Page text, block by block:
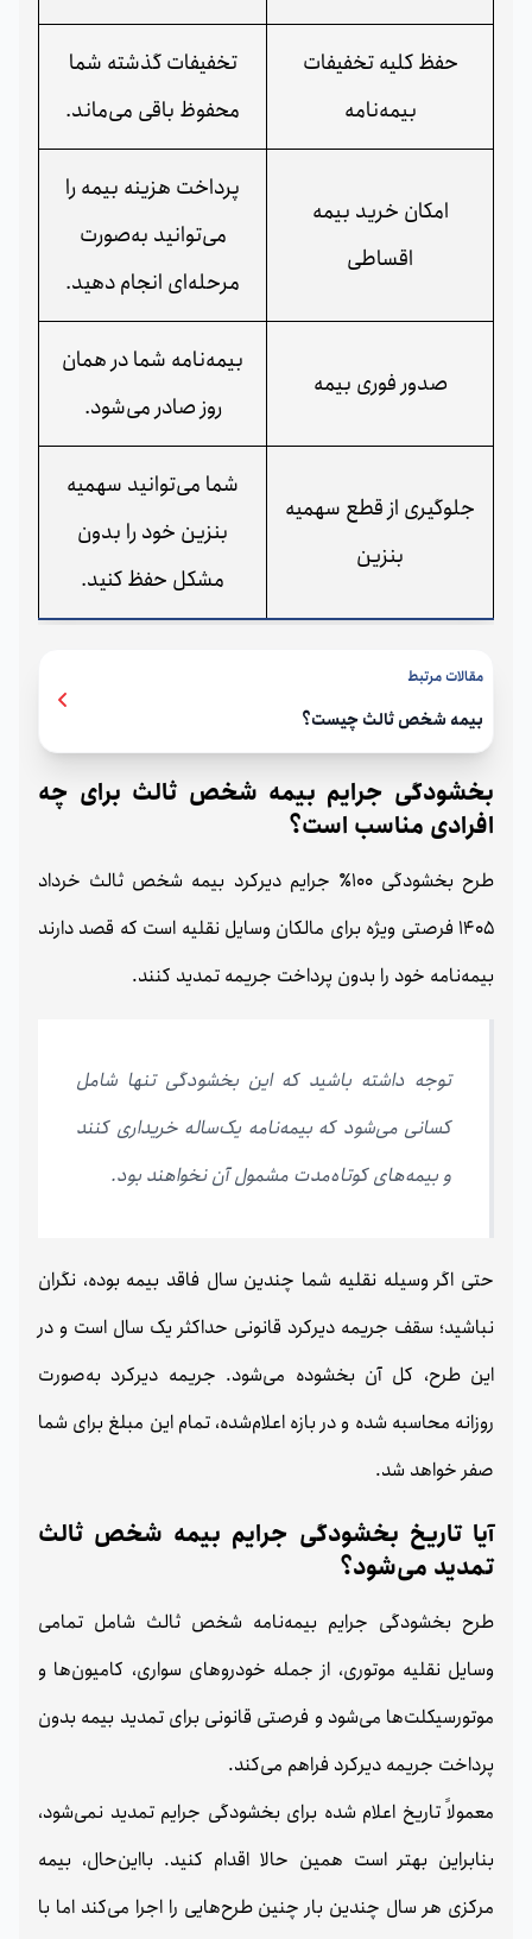
حفظ کلیه تخفیفات
بیمه‌نامه
تخفیفات گذشته شما
محفوظ باقی می‌ماند.
امکان خرید بیمه
اقساطی
پرداخت هزینه بیمه را
می‌توانید به‌صورت
مرحله‌ای انجام دهید.
صدور فوری بیمه
بیمه‌نامه شما در همان
روز صادر می‌شود.
جلوگیری از قطع سهمیه
بنزین
شما می‌توانید سهمیه
بنزین خود را بدون
مشکل حفظ کنید.
مقالات مرتبط
بیمه شخص ثالث چیست؟
بخشودگی جرایم بیمه شخص ثالث برای چه
افرادی مناسب است؟
طرح بخشودگی 100٪ جرایم دیرکرد بیمه شخص ثالث خرداد
1405 فرصتی ویژه برای مالکان وسایل نقلیه است که قصد دارند
بیمه‌نامه خود را بدون پرداخت جریمه تمدید کنند.
توجه داشته باشید که این بخشودگی تنها شامل
کسانی می‌شود که بیمه‌نامه یک‌ساله خریداری کنند
و بیمه‌های کوتاه‌مدت مشمول آن نخواهند بود.
حتی اگر وسیله نقلیه شما چندین سال فاقد بیمه بوده، نگران
نباشید؛ سقف جریمه دیرکرد قانونی حداکثر یک سال است و در
این طرح، کل آن بخشوده می‌شود. جریمه دیرکرد به‌صورت
روزانه محاسبه شده و در بازه اعلام‌شده، تمام این مبلغ برای شما
صفر خواهد شد.
آیا تاریخ بخشودگی جرایم بیمه شخص ثالث
تمدید می‌شود؟
طرح بخشودگی جرایم بیمه‌نامه شخص ثالث شامل تمامی
وسایل نقلیه موتوری، از جمله خودروهای سواری، کامیون‌ها و
موتورسیکلت‌ها می‌شود و فرصتی قانونی برای تمدید بیمه بدون
پرداخت جریمه دیرکرد فراهم می‌کند.
معمولاً تاریخ اعلام شده برای بخشودگی جرایم تمدید نمی‌شود،
بنابراین بهتر است همین حالا اقدام کنید. با‌این‌حال، بیمه
مرکزی هر سال چندین بار چنین طرح‌هایی را اجرا می‌کند اما با